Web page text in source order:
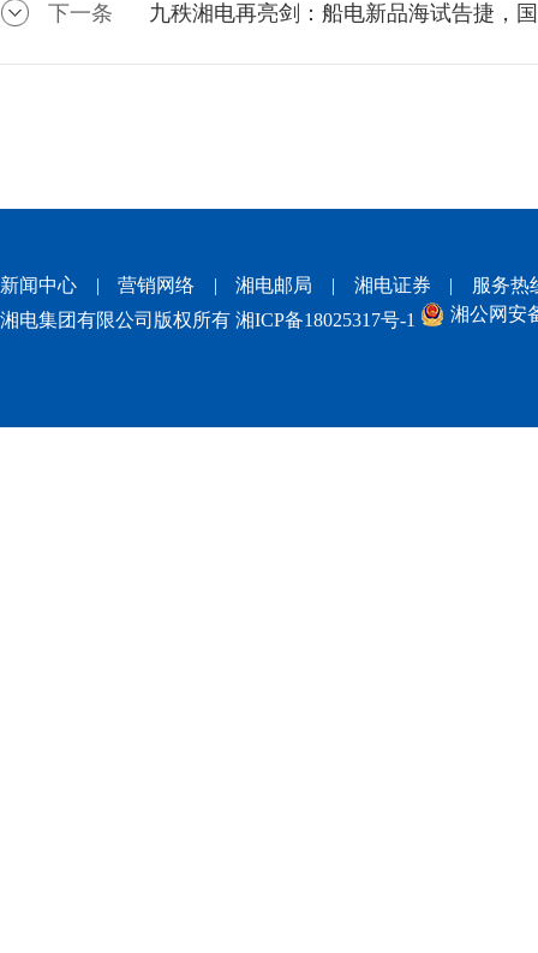
下一条 九秩湘电再亮剑：船电新品海试告捷，
新闻中心 | 营销网络 | 湘电邮局 | 湘电证券 |
服务热
湘电集团有限公司版权所有 湘ICP备18025317号-1 湘公网安